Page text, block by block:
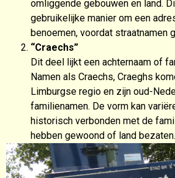
omliggende gebouwen en land.
gebruikelijke manier om een
benoemen, voordat straatnamen
“Craechs”
Dit deel lijkt een achternaam of
Namen als Craechs, Craeghs
Limburgse regio en zijn oud-
familienamen. De vorm kan
historisch verbonden met de
hebben gewoond of land bezaten.